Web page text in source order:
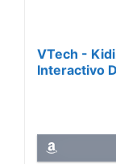
VTech -
Interactivo